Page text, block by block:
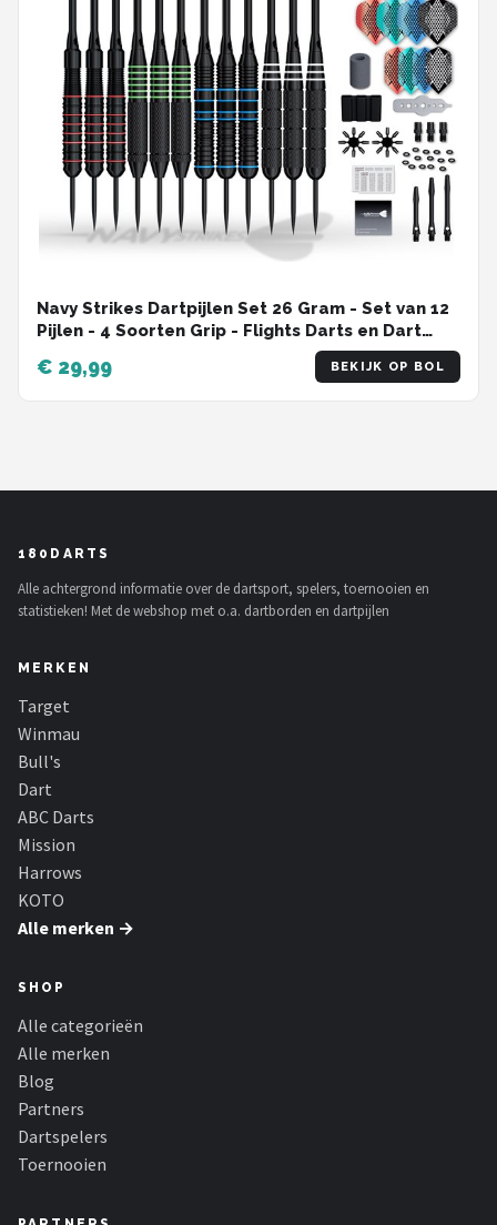
Navy Strikes Dartpijlen Set 26 Gram - Set van 12
Pijlen - 4 Soorten Grip - Flights Darts en Dart
Shafts - Darten - 108 Delige Set - Incl Add-a-
Gram 27 Gram
€ 29,99 BEKIJK OP BOL
180DARTS
Alle achtergrond informatie over de dartsport, spelers, toernooien en
statistieken! Met de webshop met o.a. dartborden en dartpijlen
MERKEN
Target
Winmau
Bull's
Dart
ABC Darts
Mission
Harrows
KOTO
Alle merken →
SHOP
Alle categorieën
Alle merken
Blog
Partners
Dartspelers
Toernooien